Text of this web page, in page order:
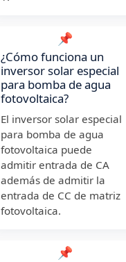
📌
¿Cómo funciona un
inversor solar especial
para bomba de agua
fotovoltaica?
El inversor solar especial
para bomba de agua
fotovoltaica puede
admitir entrada de CA
además de admitir la
entrada de CC de matriz
fotovoltaica.
📌